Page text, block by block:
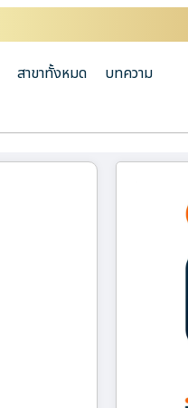
สาขาทั้งหมด
บทความ